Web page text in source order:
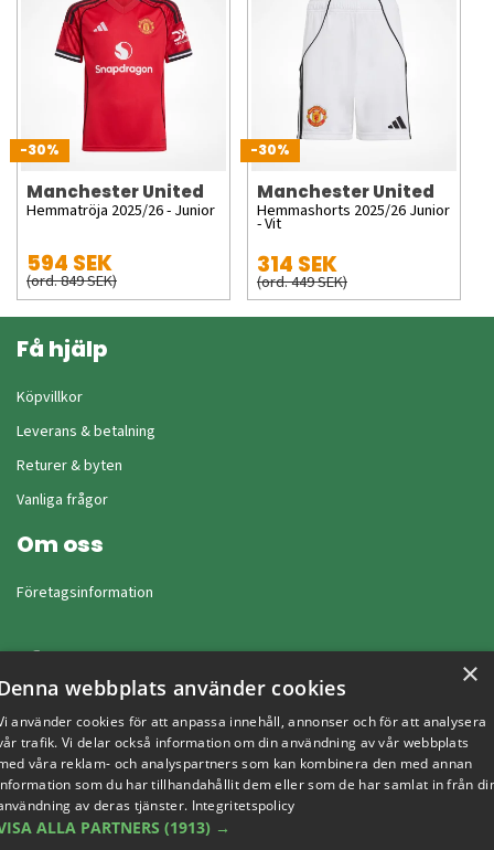
-30%
Manchester United
Hemmatröja 2025/26 - Junior
594 SEK
(ord. 849 SEK)
-30%
Manchester United
Hemmashorts 2025/26 Junior
- Vit
314 SEK
(ord. 449 SEK)
Få hjälp
Köpvillkor
Leverans & betalning
Returer & byten
Vanliga frågor
Om oss
Företagsinformation
×
webbplats använder cookies
använder cookies för att anpassa innehåll, annonser och för att analysera
trafik. Vi delar också information om din användning av vår webbplats
våra reklam- och analyspartners som kan kombinera den med annan
som du har tillhandahållit dem eller som de har samlat in från
av deras tjänster. Integritetspolicy
ALLA PARTNERS (1913) →